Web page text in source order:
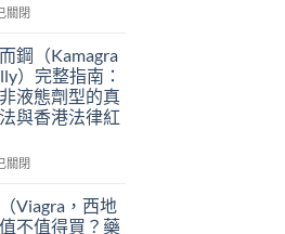
關閉
鋼（Kamagra
）完整指南：
液態劑型的真
與香港法律紅
關閉
Viagra，西地
不值得買？藥